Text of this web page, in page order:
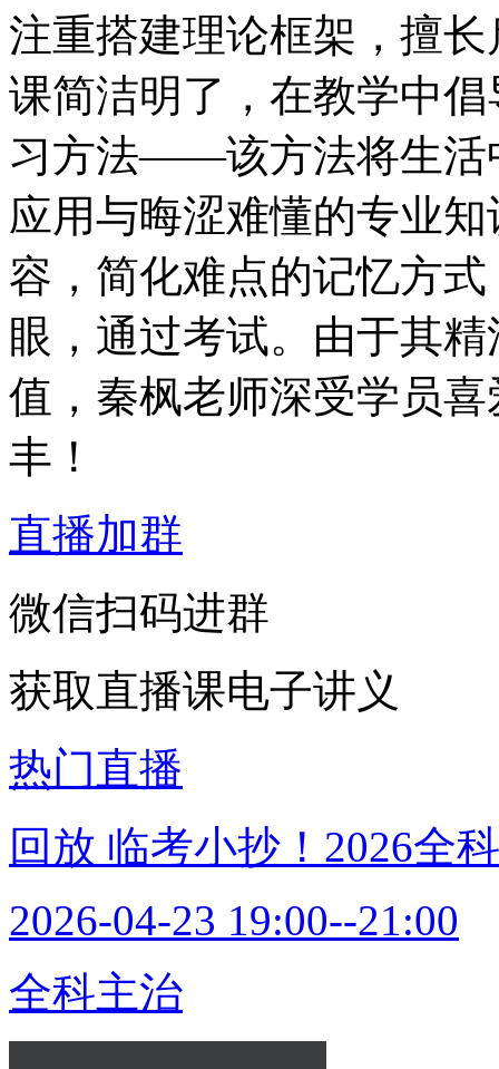
注重搭建理论框架，擅
课简洁明了，在教学中
习方法——该方法将生活
应用与晦涩难懂的专业
容，简化难点的记忆方
眼，通过考试。由于其
值，秦枫老师深受学员
丰！
直播加群
微信扫码进群
获取直播课电子讲义
热门直播
回放 临考小抄！2026全
2026-04-23 19:00--21:00
全科主治